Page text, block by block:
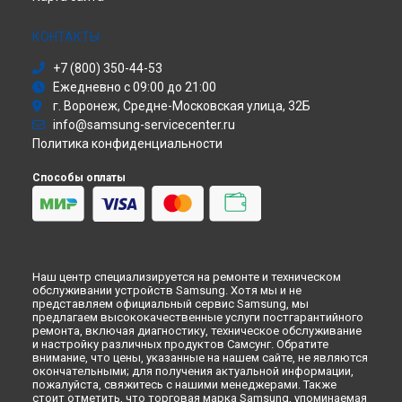
Ремонт микроволновой печи ME712K-S Samsung в
Ремонт микроволновой печи ME712K-S Samsung в
Иркутске
Ремонт микроволновой печи ME712K-S Samsung в
Ремонт микроволновой печи ME712K-S Samsung в
Ремонт микроволновой печи ME712K-S Samsung в
Ремонт микроволновой печи ME712K-S Samsung в
Ремонт микроволновой печи ME712K-S Samsung в
Ульяновске
Ремонт микроволновой печи ME712K-S Samsung вСанкт-
Петербурге
Моноблок
Атс
Смарт-часы
Варочная панель
Посудомоечная машина
Морозильная камера
Кондиционер
Духовой шкаф
Вытяжка
КОНТАКТЫ
+7 (800) 350-44-53
Ежедневно с 09:00 до 21:00
г. Воронеж, Средне-Московская улица, 32Б
info@samsung-servicecenter.ru
Политика конфиденциальности
Способы оплаты
Наш центр специализируется на ремонте и техническом
обслуживании устройств Samsung. Хотя мы и не
представляем официальный сервис Samsung, мы
предлагаем высококачественные услуги постгарантийного
ремонта, включая диагностику, техническое обслуживание
и настройку различных продуктов Самсунг. Обратите
внимание, что цены, указанные на нашем сайте, не являются
окончательными; для получения актуальной информации,
пожалуйста, свяжитесь с нашими менеджерами. Также
стоит отметить, что торговая марка Samsung, упоминаемая